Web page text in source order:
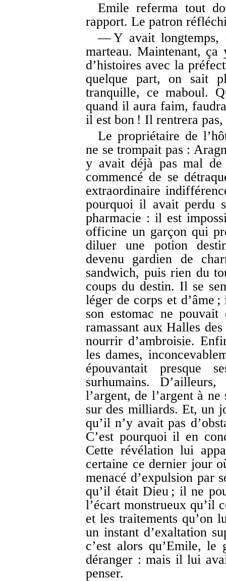
Emile referma tout
rapport. Le patron
— Y avait
marteau. Maintenant,
d’histoires avec la
quelque part, on sait
tranquille, ce maboul.
quand il aura faim,
il est bon ! Il rentrera
Le propriétaire de
ne se trompait pas :
y avait déjà pas mal de
commencé de se
extraordinaire
pourquoi il avait perdu
pharmacie : il est
officine un garçon qui
diluer une potion
devenu gardien de
sandwich, puis rien du
coups du destin. Il se
léger de corps et d’âme
son estomac ne pouvait
ramassant aux Halles
nourrir d’ambroisie.
les dames,
épouvantait presque
surhumains.
l’argent, de l’argent à
sur des milliards. Et, un
qu’il n’y avait pas
C’est pourquoi il en
Cette révélation lui
certaine ce dernier jour
menacé d’expulsion par
qu’il était Dieu ; il ne
l’écart monstrueux qu’il
et les traitements
un instant d’exaltation
c’est alors qu’Emile,
déranger : mais il lui
penser.